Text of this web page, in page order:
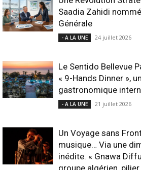
Saadia Zahidi
Générale
- A LA UNE 24 juillet 2026
Le Sentido Bellevue
« 9-Hands Dinner »,
gastronomique
- A LA UNE 21 juillet 2026
Un Voyage sans
musique… Via une
inédite. « Gnawa